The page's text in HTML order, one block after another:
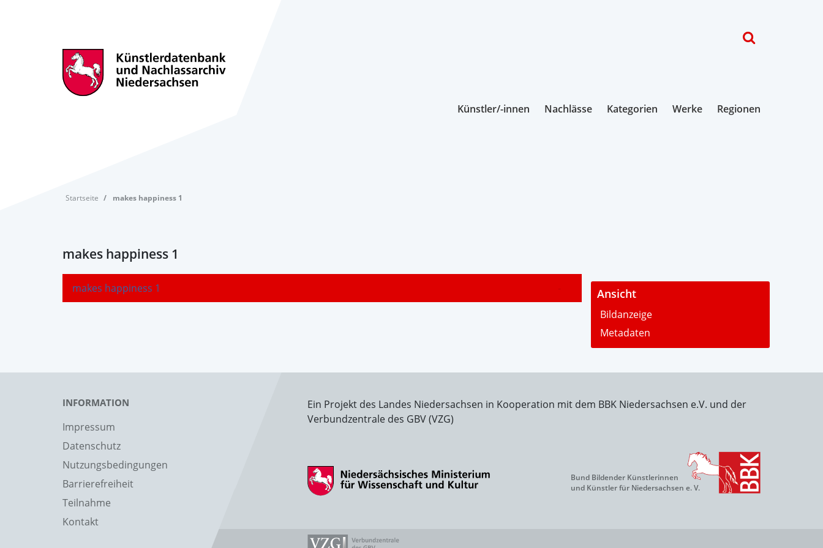
Künstler/-innen Nachlässe Kategorien Werke Regionen
Startseite makes happiness 1
makes happiness 1
makes happiness 1 - Ansicht
Bildanzeige
Metadaten
INFORMATION
Impressum
Datenschutz
Nutzungsbedingungen
Barrierefreiheit
Teilnahme
Kontakt
Ein Projekt des Landes Niedersachsen in Kooperation mit dem BBK Niedersachsen e.V. und der
Verbundzentrale des GBV (VZG)
Bund Bildender Künstlerinnen
und Künstler für Niedersachsen e. V.